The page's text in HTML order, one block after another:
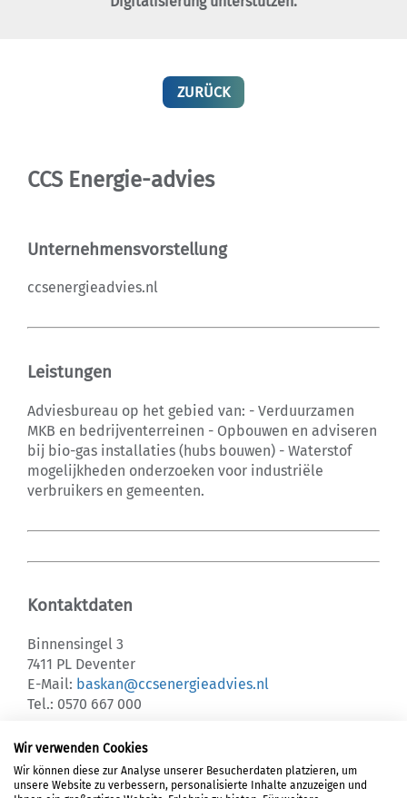
ZURÜCK
CCS Energie-advies
Unternehmensvorstellung
ccsenergieadvies.nl
Leistungen
Adviesbureau op het gebied van: - Verduurzamen
MKB en bedrijventerreinen - Opbouwen en adviseren
bij bio-gas installaties (hubs bouwen) - Waterstof
mogelijkheden onderzoeken voor industriële
verbruikers en gemeenten.
Kontaktdaten
Binnensingel 3
7411 PL Deventer
E-Mail: baskan@ccsenergieadvies.nl
Tel.: 0570 667 000
Wir verwenden Cookies
Wir können diese zur Analyse unserer Besucherdaten platzieren, um
unsere Website zu verbessern, personalisierte Inhalte anzuzeigen und